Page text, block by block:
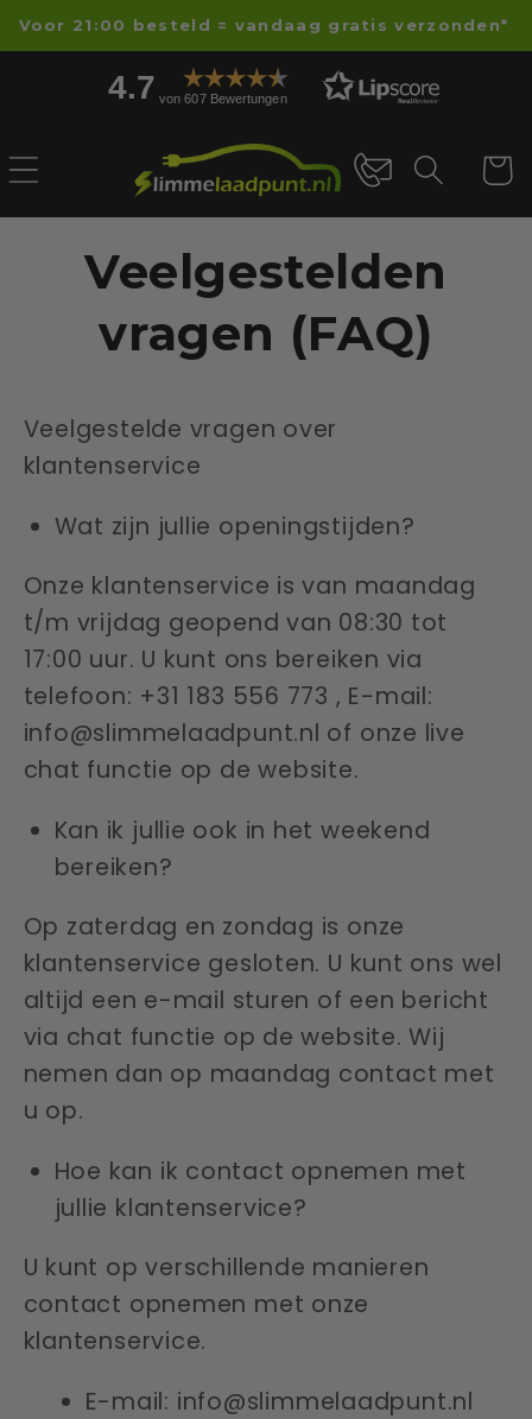
zum
Inhalt
Voor 21:00 besteld = vandaag gratis verzonden*
4.7 von 607 Bewertungen
Veelgestelden
vragen (FAQ)
Veelgestelde vragen over
klantenservice
Wat zijn jullie openingstijden?
Onze klantenservice is van maandag
t/m vrijdag geopend van 08:30 tot
17:00 uur. U kunt ons bereiken via
telefoon: +31 183 556 773 , E-mail:
info@slimmelaadpunt.nl of onze live
chat functie op de website.
Kan ik jullie ook in het weekend
bereiken?
Op zaterdag en zondag is onze
klantenservice gesloten. U kunt ons wel
altijd een e-mail sturen of een bericht
via chat functie op de website. Wij
nemen dan op maandag contact met
u op.
Hoe kan ik contact opnemen met
jullie klantenservice?
U kunt op verschillende manieren
contact opnemen met onze
klantenservice.
E-mail: info@slimmelaadpunt.nl